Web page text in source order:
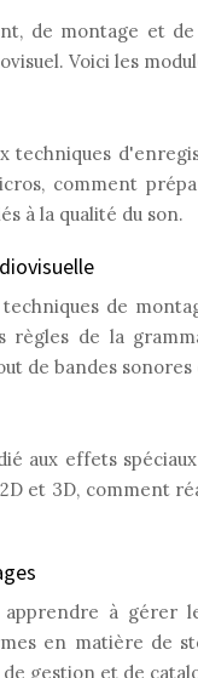
de montage et
Voici les
techniques
comment
à la qualité du son.
de
règles de la
de bandes
aux effets
et 3D, comment
à gérer
en matière de
gestion et de